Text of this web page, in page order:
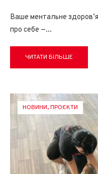
Ваше ментальне
про себе —...
ЧИТАТИ БІЛЬШЕ
НОВИНИ,ПРОЄКТИ